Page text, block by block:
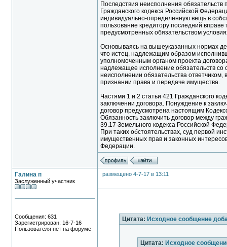
Последствия неисполнения
Гражданского кодекса Российской
индивидуально-определенную вещь в
пользование кредитору последний
предусмотренных обязательством
Основываясь на вышеуказанных нормах
что истец, надлежащим образом
уполномоченным органом проекта
надлежащее исполнение обязательств со
неисполнении обязательства
признании права и передаче имущества.
Частями 1 и 2 статьи 421 Гражданского
заключении договора. Понуждение к
договор предусмотрена настоящим
Обязанность заключить договор между
39.17 Земельного кодекса Российской
При таких обстоятельствах, суд первой
имущественных прав и законных
Федерации.
Галина п
Заслуженный участник
Сообщения: 631
Зарегистрирован: 16-7-16
Пользователя нет на форуме
размещено 4-7-17 в 13:11
Цитата: Исходное сообщение
Цитата: Исходное